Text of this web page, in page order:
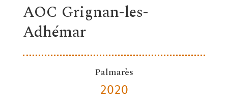
AOC Grignan-les-
Adhémar
Palmarès
2020